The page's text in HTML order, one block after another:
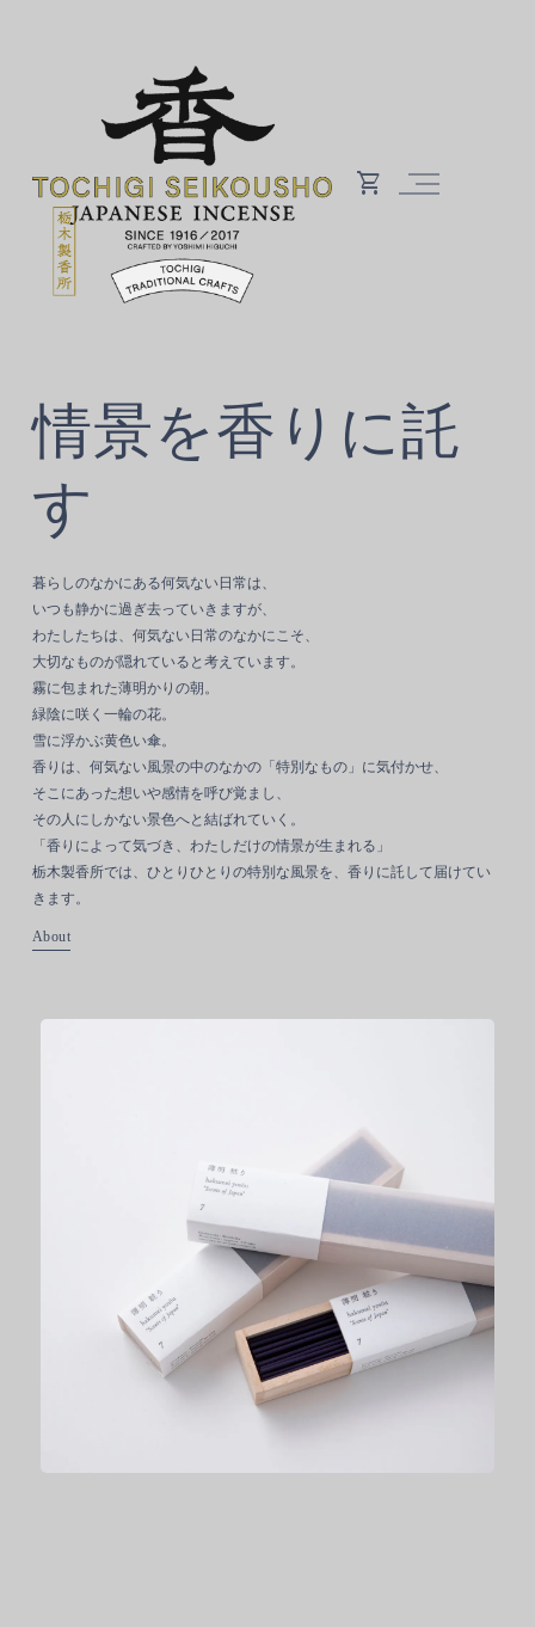
情景を香りに託
す
暮らしのなかにある何気ない日常は、
いつも静かに過ぎ去っていきますが、
わたしたちは、何気ない日常のなかにこそ、
大切なものが隠れていると考えています。
霧に包まれた薄明かりの朝。
緑陰に咲く一輪の花。
雪に浮かぶ黄色い傘。
香りは、何気ない風景の中のなかの「特別なもの」に気付かせ、
そこにあった想いや感情を呼び覚まし、
その人にしかない景色へと結ばれていく。
「香りによって気づき、わたしだけの情景が生まれる」
栃木製香所では、ひとりひとりの特別な風景を、香りに託して届けてい
きます。
About